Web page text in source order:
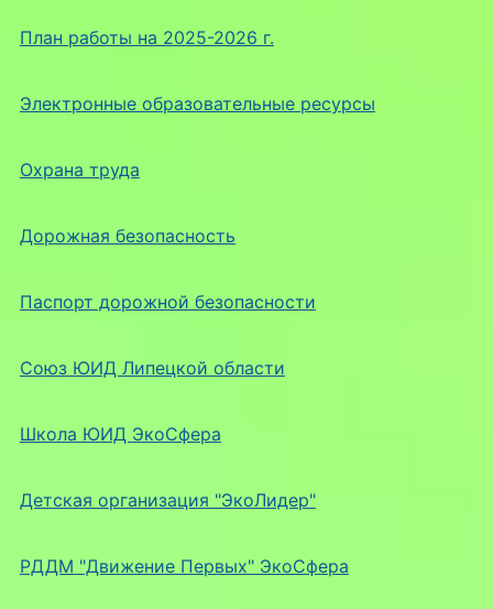
План работы на 2025-2026 г.
Электронные образовательные ресурсы
Охрана труда
Дорожная безопасность
Паспорт дорожной безопасности
Союз ЮИД Липецкой области
Школа ЮИД ЭкоСфера
Детская организация "ЭкоЛидер"
РДДМ "Движение Первых" ЭкоСфера